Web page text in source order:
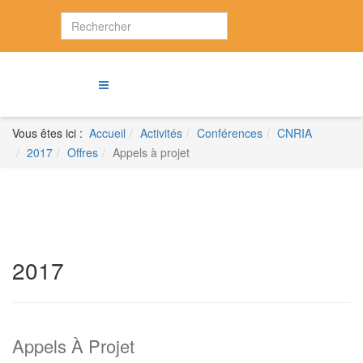
Vous êtes ici : Accueil Activités Conférences
CNRIA
2017
Offres Appels à projet
2017
Appels À Projet